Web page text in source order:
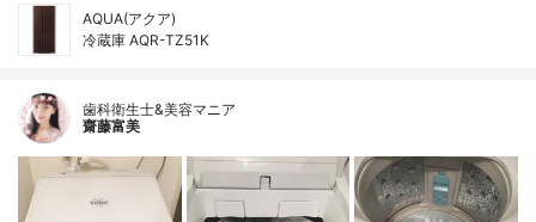
AQUA(アクア)
冷蔵庫 AQR-TZ51K
歯科衛生士&美容マニア
齋藤富美